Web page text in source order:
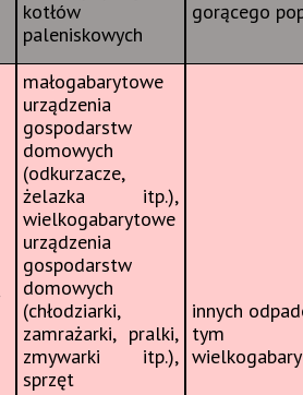
kotłów
paleniskowych
gorącego
małogabarytowe
urządzenia
gospodarstw
domowych
(odkurzacze,
żelazka itp.),
wielkogabarytowe
urządzenia
gospodarstw
domowych
(chłodziarki,
zamrażarki, pralki,
zmywarki itp.),
sprzęt
innych
tym